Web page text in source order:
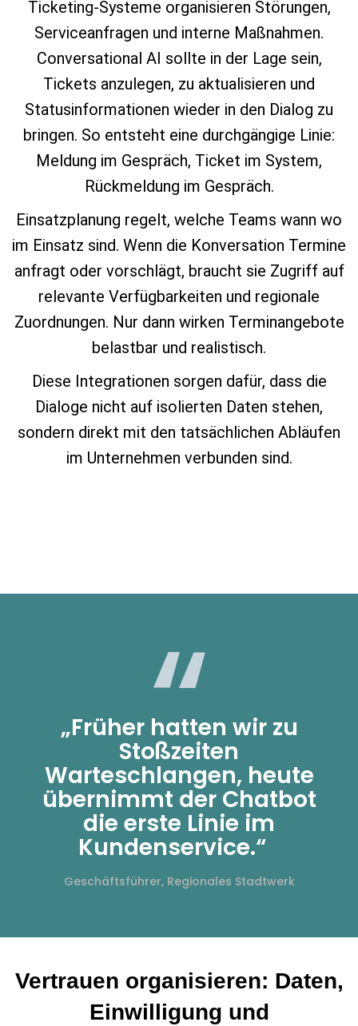
Ticketing‑Systeme organisieren Störungen,
Serviceanfragen und interne Maßnahmen.
Conversational AI sollte in der Lage sein,
Tickets anzulegen, zu aktualisieren und
Statusinformationen wieder in den Dialog zu
bringen. So entsteht eine durchgängige Linie:
Meldung im Gespräch, Ticket im System,
Rückmeldung im Gespräch.
Einsatzplanung regelt, welche Teams wann wo
im Einsatz sind. Wenn die Konversation Termine
anfragt oder vorschlägt, braucht sie Zugriff auf
relevante Verfügbarkeiten und regionale
Zuordnungen. Nur dann wirken Terminangebote
belastbar und realistisch.
Diese Integrationen sorgen dafür, dass die
Dialoge nicht auf isolierten Daten stehen,
sondern direkt mit den tatsächlichen Abläufen
im Unternehmen verbunden sind.
„Früher hatten wir zu
Stoßzeiten
Warteschlangen, heute
übernimmt der Chatbot
die erste Linie im
Kundenservice.“
Geschäftsführer, Regionales Stadtwerk
Vertrauen organisieren: Daten,
Einwilligung und